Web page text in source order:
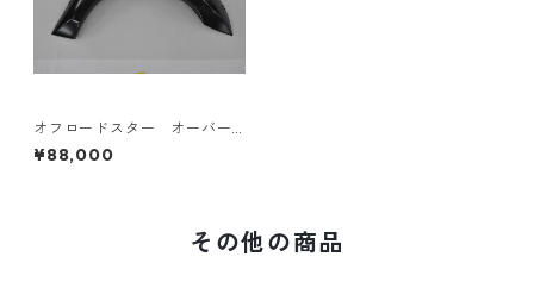
オフロードスター オーバー
フェンダー
¥88,000
その他の商品